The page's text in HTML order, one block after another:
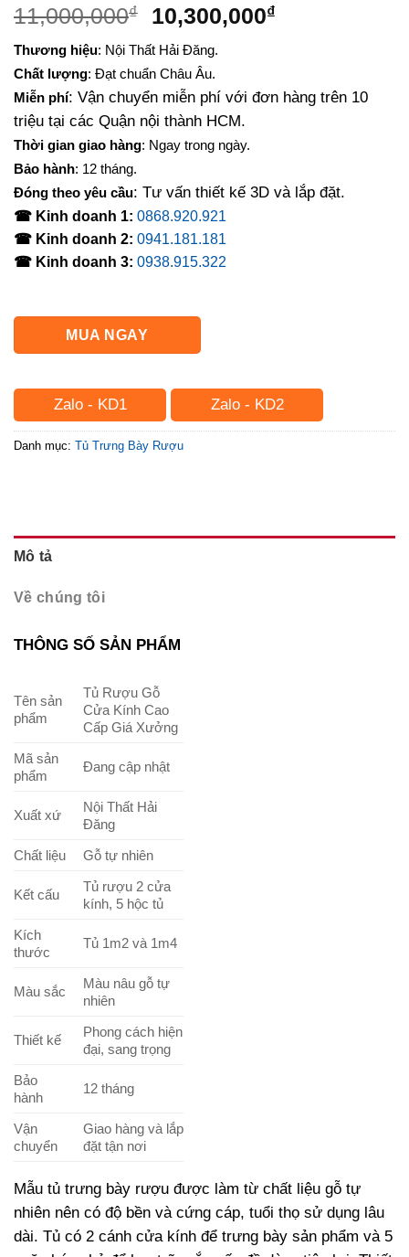
11,000,000₫
Giá
là:
11,000,000₫.
10,300,000₫Giá
10,300,000₫.
Thương hiệu: Nội Thất Hải Đăng.
Chất lượng: Đạt chuẩn Châu Âu.
Miễn phí: Vận chuyển miễn phí với đơn hàng trên 10
triệu tại các Quận nội thành HCM.
Thời gian giao hàng: Ngay trong ngày.
Bảo hành: 12 tháng.
Đóng theo yêu cầu: Tư vấn thiết kế 3D và lắp đặt.
☎ Kinh doanh 1: 0868.920.921
☎ Kinh doanh 2: 0941.181.181
☎ Kinh doanh 3: 0938.915.322
MUA NGAY
Zalo - KD1 Zalo - KD2
Danh mục: Tủ Trưng Bày Rượu
Mô tả
Về chúng tôi
THÔNG SỐ SẢN PHẨM
Tên sản
phẩm
Tủ Rượu Gỗ
Cửa Kính Cao
Cấp Giá Xưởng
Mã sản
phẩm
Đang cập nhật
Xuất xứ
Nội Thất Hải
Đăng
Chất liệu
Gỗ tự nhiên
Kết cấu
Tủ rượu 2 cửa
kính, 5 hộc tủ
Kích
thước
Tủ 1m2 và 1m4
Màu sắc
Màu nâu gỗ tự
nhiên
Thiết kế
Phong cách hiện
đại, sang trọng
Bảo
hành
12 tháng
Vận
chuyển
Giao hàng và lắp
đặt tận nơi
Mẫu tủ trưng bày rượu được làm từ chất liệu gỗ tự
nhiên nên có độ bền và cứng cáp, tuổi thọ sử dụng lâu
dài. Tủ có 2 cánh cửa kính để trưng bày sản phẩm và 5